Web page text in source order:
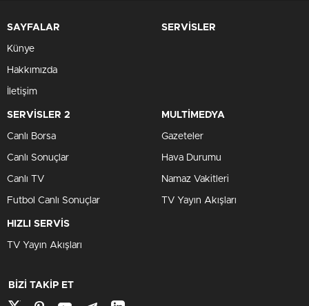
SAYFALAR
Künye
Hakkımızda
İletişim
SERVİSLER
SERVİSLER 2
Canlı Borsa
Canlı Sonuçlar
Canlı TV
Futbol Canlı Sonuçlar
MULTİMEDYA
Gazeteler
Hava Durumu
Namaz Vakitleri
TV Yayın Akışları
HIZLI SERVİS
TV Yayın Akışları
BİZİ TAKİP ET